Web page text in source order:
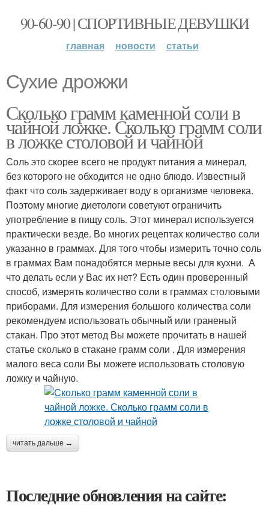
90-60-90 | СПОРТИВНЫЕ ДЕВУШКИ
главная новости статьи
Сухие дрожжи
Сколько грамм каменной соли в
чайной ложке. Сколько грамм соли
в ложке столовой и чайной
Соль это скорее всего не продукт питания а минерал,
без которого не обходится не одно блюдо. Известный
факт что соль задерживает воду в организме человека.
Поэтому многие диетологи советуют ограничить
употребление в пищу соль. Этот минерал используется
практически везде. Во многих рецептах количество соли
указанно в граммах. Для того чтобы измерить точно соль
в граммах Вам понадобятся мерные весы для кухни. А
что делать если у Вас их нет? Есть один проверенный
способ, измерять количество соли в граммах столовыми
приборами. Для измерения большого количества соли
рекомендуем использовать обычный или граненый
стакан. Про этот метод Вы можете прочитать в нашей
статье сколько в стакане грамм соли . Для измерения
малого веса соли Вы можете использовать столовую
ложку и чайную.
читать дальше →
Последние обновления на сайте: